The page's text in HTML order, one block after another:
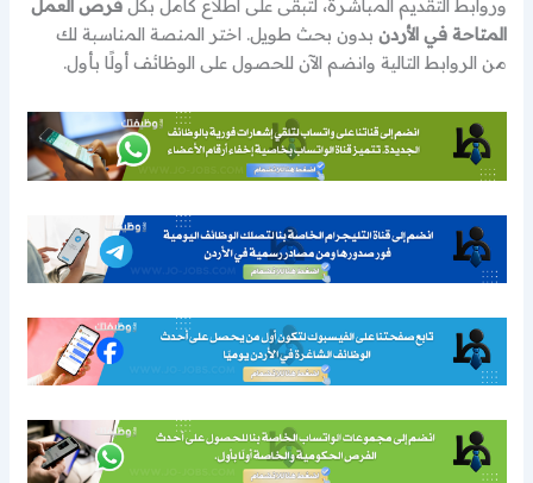
وروابط التقديم المباشرة، لتبقى على اطلاع كامل بكلفرص العمل
المتاحة في الأردن بدون بحث طويل. اختر المنصة المناسبة لك
من الروابط التالية وانضم الآن للحصول على الوظائف أولًا بأول.